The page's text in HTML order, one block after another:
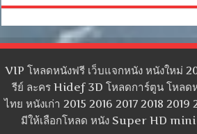
VIP โหลดหนังฟรี เว็บแจกหนัง หนังใหม่
รีย์ ละคร Hidef 3D โหลดการ์ตูน โหลด
ไทย หนังเก่า 2015 2016 2017 2018
มีให้เลือกโหลด หนัง Super HD